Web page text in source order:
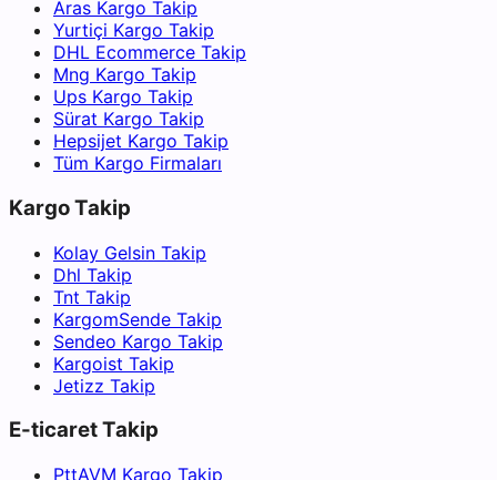
Aras Kargo Takip
Yurtiçi Kargo Takip
DHL Ecommerce Takip
Mng Kargo Takip
Ups Kargo Takip
Sürat Kargo Takip
Hepsijet Kargo Takip
Tüm Kargo Firmaları
Kargo Takip
Kolay Gelsin Takip
Dhl Takip
Tnt Takip
KargomSende Takip
Sendeo Kargo Takip
Kargoist Takip
Jetizz Takip
E-ticaret Takip
PttAVM Kargo Takip